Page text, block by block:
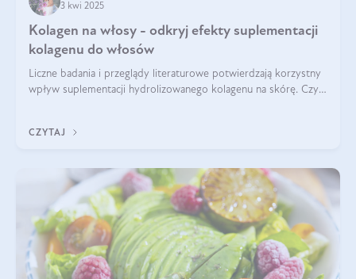
3 kwi 2025
Kolagen na włosy - odkryj efekty suplementacji
kolagenu do włosów
Liczne badania i przeglądy literaturowe potwierdzają korzystny
wpływ suplementacji hydrolizowanego kolagenu na skórę. Czy
CZYTAJ